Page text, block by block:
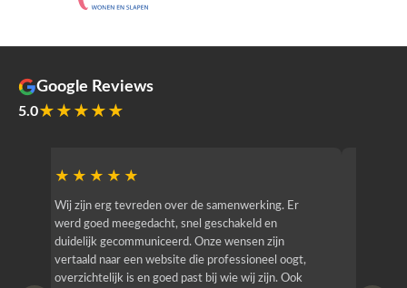
Google Reviews
5.0★★★★★
★★★★★
Wij zijn erg tevreden over de samenwerking. Er
werd goed meegedacht, snel geschakeld en
duidelijk gecommuniceerd. Onze wensen zijn
vertaald naar een website die professioneel oogt,
overzichtelijk is en goed past bij wie wij zijn. Ook